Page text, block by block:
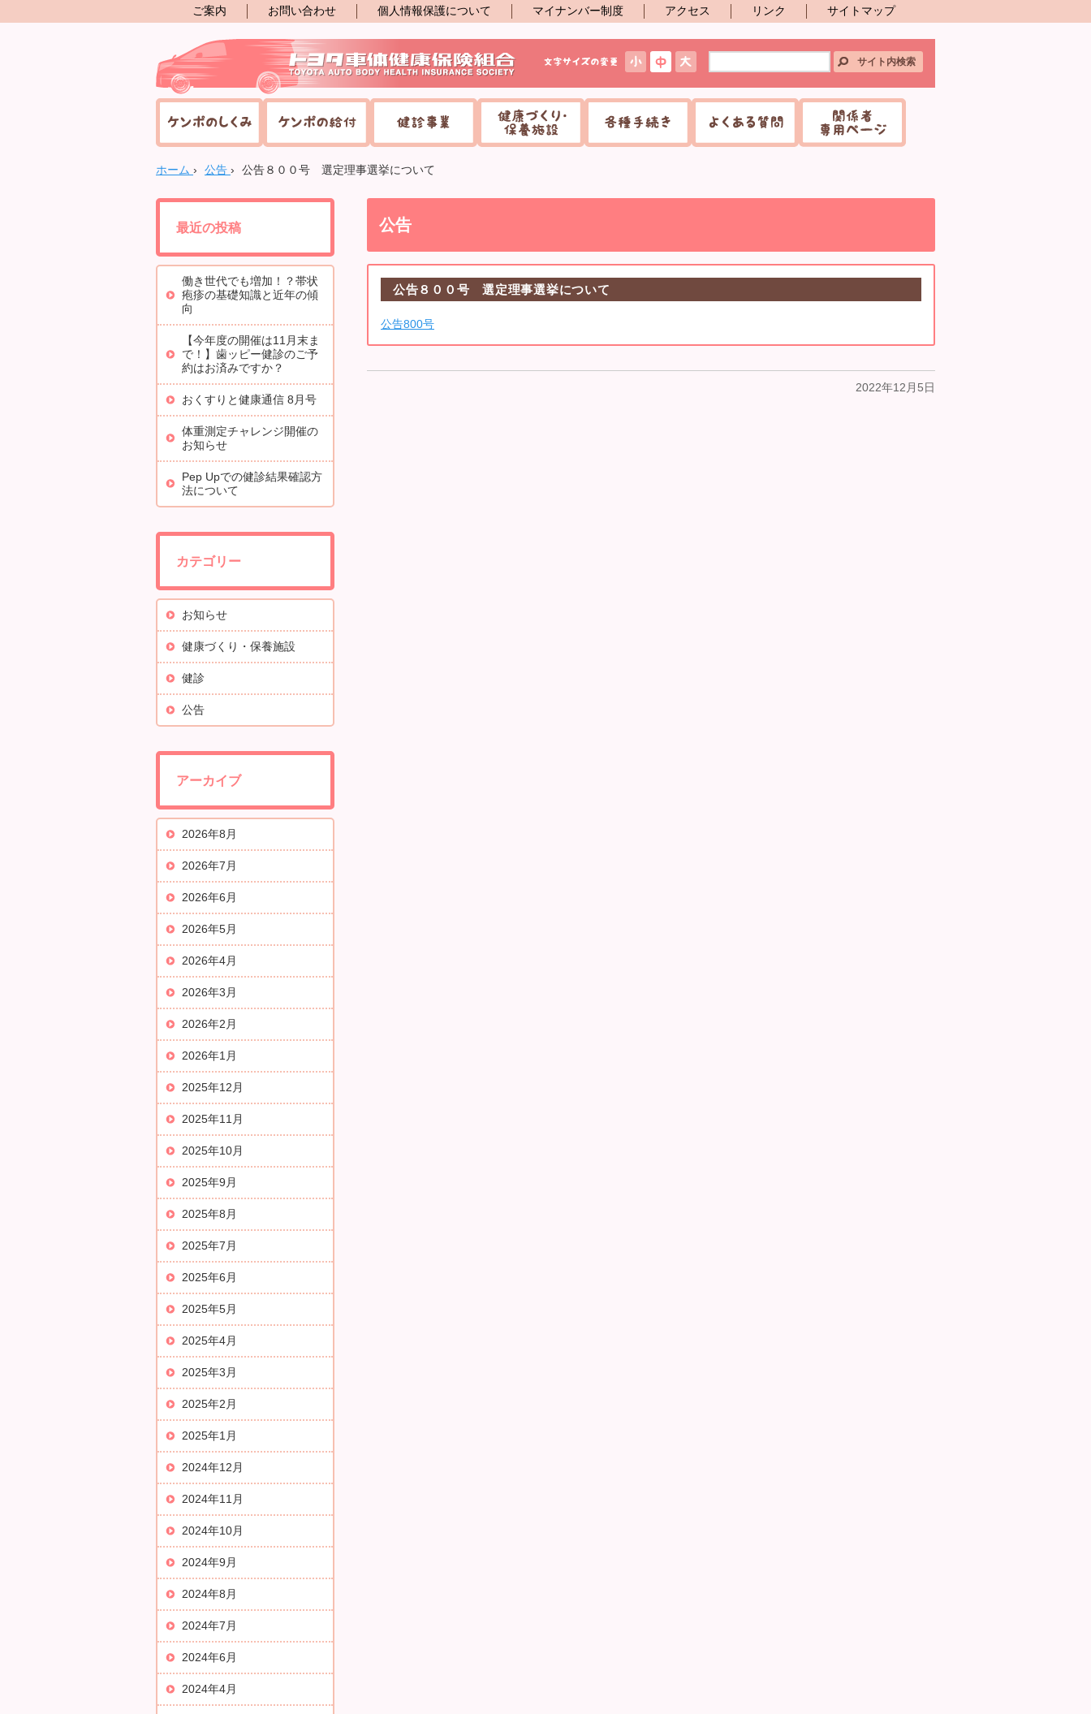
ご案内 お問い合わせ 個人情報保護について マイナンバー制度 アクセス リンク サイトマップ
ホーム › 公告 › 公告８００号 選定理事選挙について
公告
公告８００号 選定理事選挙について
公告800号
2022年12月5日
最近の投稿
働き世代でも増加！？帯状
疱疹の基礎知識と近年の傾
向
【今年度の開催は11月末ま
で！】歯ッピー健診のご予
約はお済みですか？
おくすりと健康通信 8月号
体重測定チャレンジ開催の
お知らせ
Pep Upでの健診結果確認方
法について
カテゴリー
お知らせ
健康づくり・保養施設
健診
公告
アーカイブ
2026年8月
2026年7月
2026年6月
2026年5月
2026年4月
2026年3月
2026年2月
2026年1月
2025年12月
2025年11月
2025年10月
2025年9月
2025年8月
2025年7月
2025年6月
2025年5月
2025年4月
2025年3月
2025年2月
2025年1月
2024年12月
2024年11月
2024年10月
2024年9月
2024年8月
2024年7月
2024年6月
2024年4月